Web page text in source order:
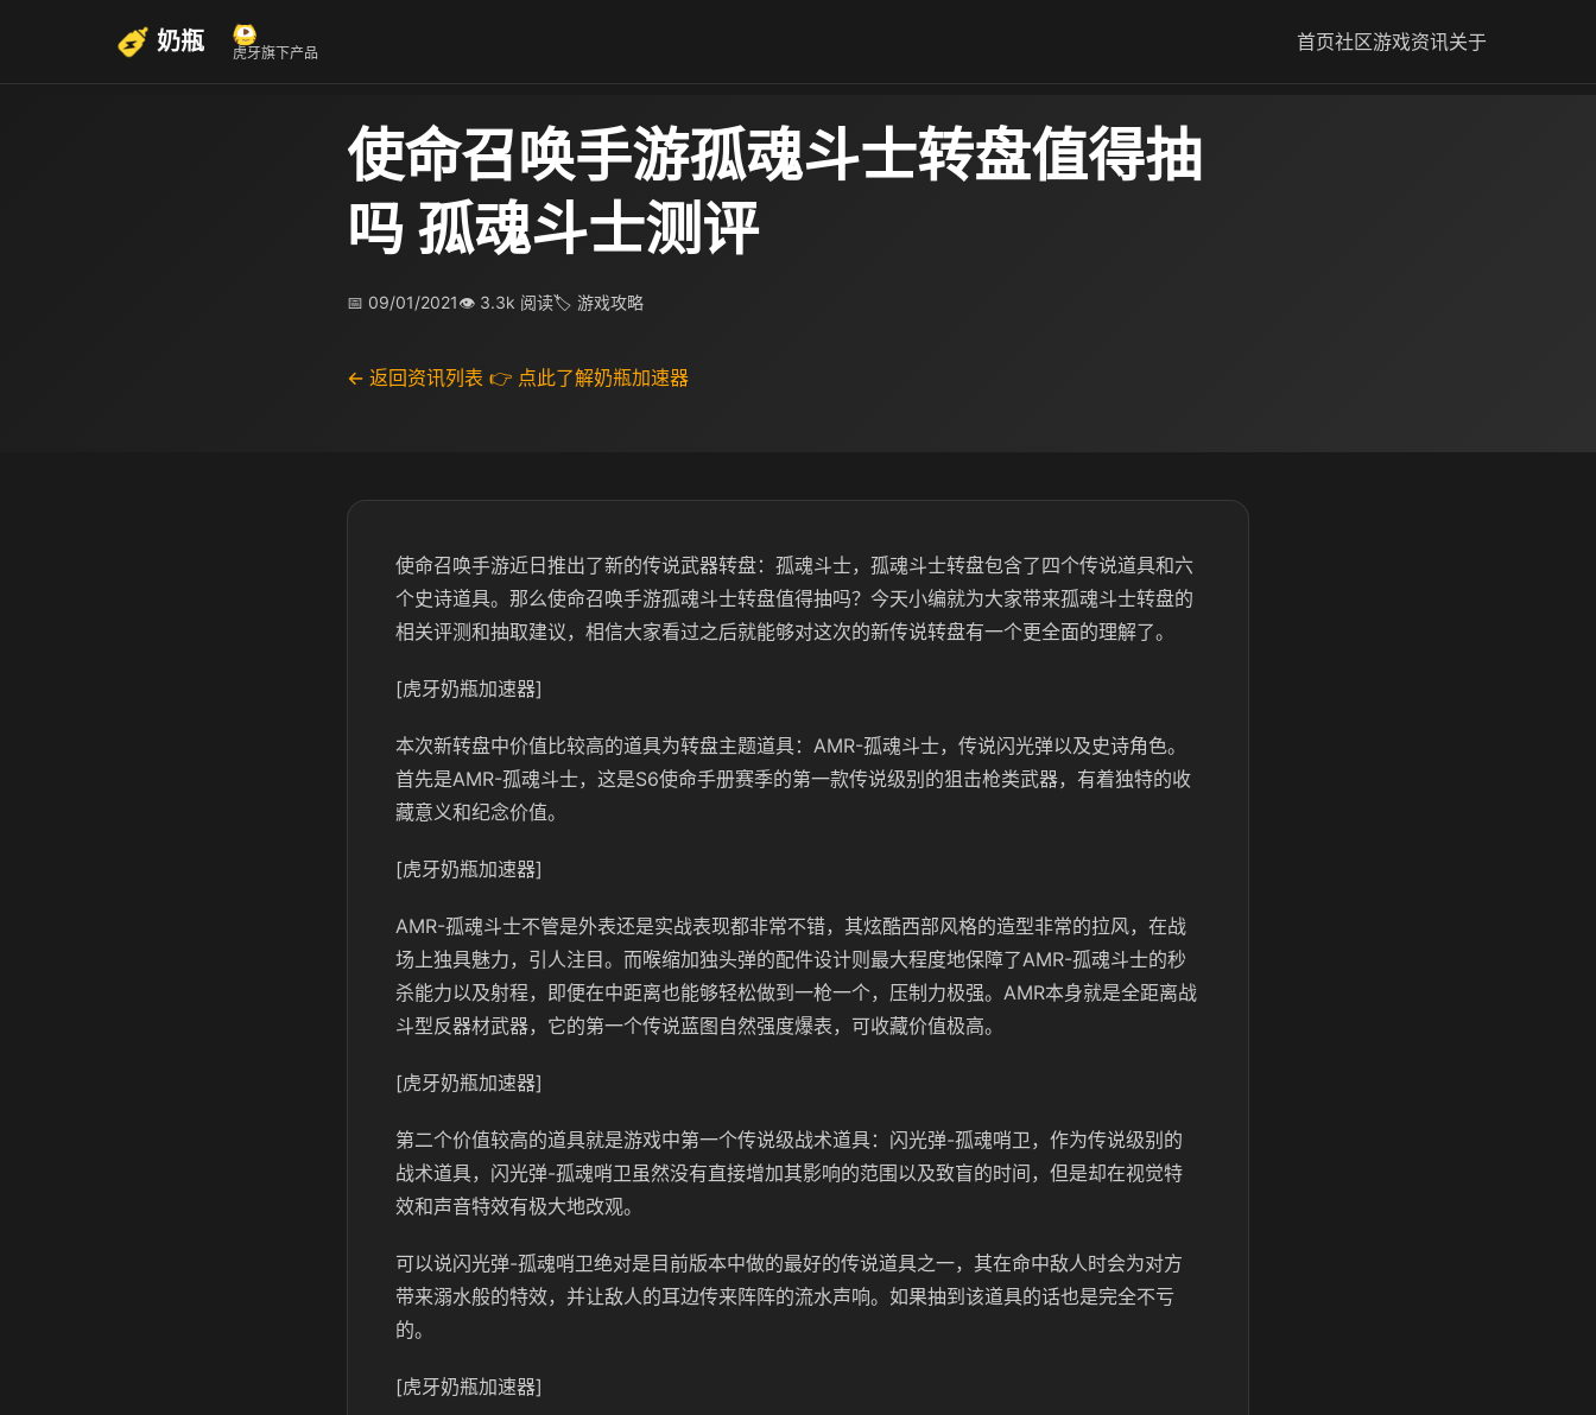
奶瓶 虎牙旗下产品 首页社区游戏资讯关于
使命召唤手游孤魂斗士转盘值得抽
吗 孤魂斗士测评
📅 09/01/2021👁 3.3k 阅读🏷 游戏攻略
← 返回资讯列表 👉 点此了解奶瓶加速器
使命召唤手游近日推出了新的传说武器转盘：孤魂斗士，孤魂斗士转盘包含了四个传说道具和六
个史诗道具。那么使命召唤手游孤魂斗士转盘值得抽吗？今天小编就为大家带来孤魂斗士转盘的
相关评测和抽取建议，相信大家看过之后就能够对这次的新传说转盘有一个更全面的理解了。
[虎牙奶瓶加速器]
本次新转盘中价值比较高的道具为转盘主题道具：AMR-孤魂斗士，传说闪光弹以及史诗角色。
首先是AMR-孤魂斗士，这是S6使命手册赛季的第一款传说级别的狙击枪类武器，有着独特的收
藏意义和纪念价值。
[虎牙奶瓶加速器]
AMR-孤魂斗士不管是外表还是实战表现都非常不错，其炫酷西部风格的造型非常的拉风，在战
场上独具魅力，引人注目。而喉缩加独头弹的配件设计则最大程度地保障了AMR-孤魂斗士的秒
杀能力以及射程，即便在中距离也能够轻松做到一枪一个，压制力极强。AMR本身就是全距离战
斗型反器材武器，它的第一个传说蓝图自然强度爆表，可收藏价值极高。
[虎牙奶瓶加速器]
第二个价值较高的道具就是游戏中第一个传说级战术道具：闪光弹-孤魂哨卫，作为传说级别的
战术道具，闪光弹-孤魂哨卫虽然没有直接增加其影响的范围以及致盲的时间，但是却在视觉特
效和声音特效有极大地改观。
可以说闪光弹-孤魂哨卫绝对是目前版本中做的最好的传说道具之一，其在命中敌人时会为对方
带来溺水般的特效，并让敌人的耳边传来阵阵的流水声响。如果抽到该道具的话也是完全不亏
的。
[虎牙奶瓶加速器]